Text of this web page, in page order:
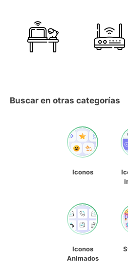
Buscar en otras categorías
Iconos
Iconos
Animados